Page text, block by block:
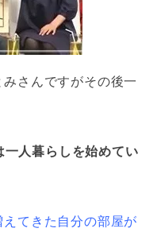
さんですがその後一
人暮らしを始めてい
てきた自分の部屋が